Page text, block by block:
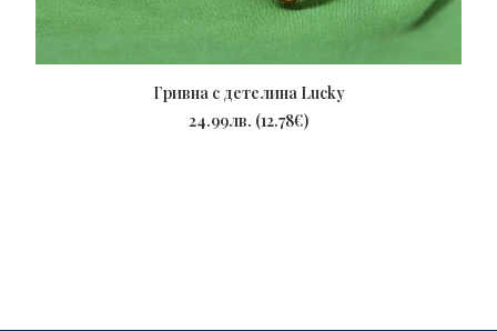
Гривна с детелина Lucky
24.99лв. (12.78€)